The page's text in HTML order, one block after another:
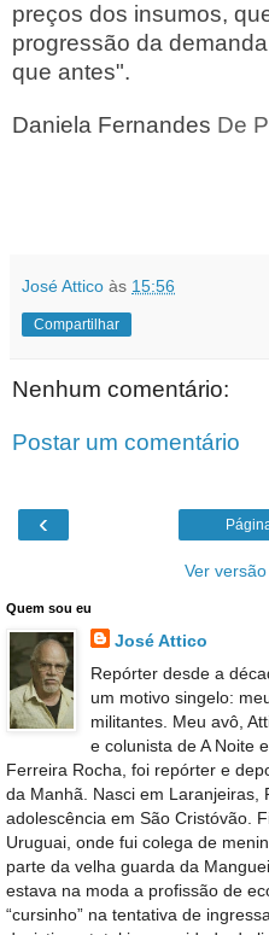
preços dos insumos,
progressão da
que antes".
Daniela Fernandes De
José Attico às 15:56
Compartilhar
Nenhum comentário:
Postar um comentário
‹
Ver
Quem sou eu
José Attico
Repórter desde a
um motivo singelo:
militantes. Meu avô,
e colunista de A Noite
Ferreira Rocha, foi repórter e
da Manhã. Nasci em Laranjeiras,
adolescência em São Cristóvão.
Uruguai, onde fui colega de
parte da velha guarda da
estava na moda a profissão de
“cursinho” na tentativa de